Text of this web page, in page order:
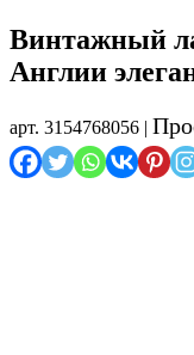
Винтажный
Англии
арт. 3154768056 |